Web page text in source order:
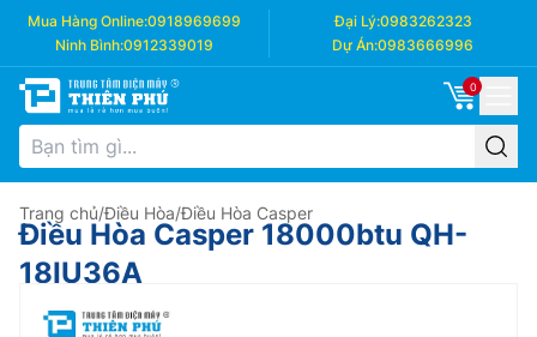
Mua Hàng Online:0918969699 Đại Lý:0983262323
Ninh Bình:0912339019 Dự Án:0983666996
0
Trang chủ/Điều Hòa/Điều Hòa Casper
Điều Hòa Casper 18000btu QH-
18IU36A